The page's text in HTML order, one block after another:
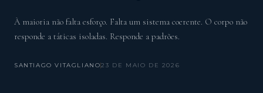
À maioria não falta esforço. Falta um sistema coerente. O corpo não
responde a táticas isoladas. Responde a padrões.
SANTIAGO VITAGLIANO23 DE MAIO DE 2026